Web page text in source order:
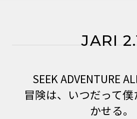
JARI
SEEK ADVENTURE
冒険は、いつだって
かせる。